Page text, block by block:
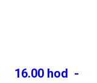
16.00 hod -